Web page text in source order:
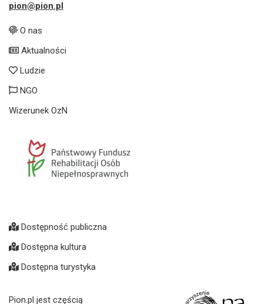
pion@pion.pl
O nas
Aktualności
Ludzie
NGO
Wizerunek OzN
Dostępność publiczna
Dostępna kultura
Dostępna turystyka
Pion.pl jest częścią